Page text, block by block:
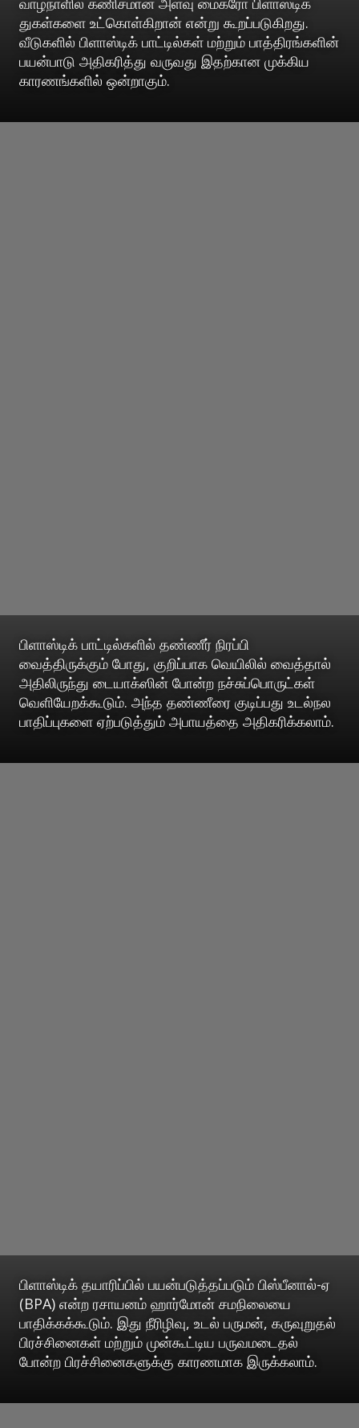
துகள்களை உட்கொள்கிறான் என்று கூறப்படுகிறது.
வீடுகளில் பிளாஸ்டிக் பாட்டில்கள் மற்றும் பாத்திரங்களின்
பயன்பாடு அதிகரித்து வருவது இதற்கான முக்கிய
காரணங்களில் ஒன்றாகும்.
பிளாஸ்டிக் பாட்டில்களில் தண்ணீர் நிரப்பி
வைத்திருக்கும் போது, குறிப்பாக வெயிலில் வைத்தால்
அதிலிருந்து டையாக்ஸின் போன்ற நச்சுப்பொருட்கள்
வெளியேறக்கூடும். அந்த தண்ணீரை குடிப்பது உடல்நல
பாதிப்புகளை ஏற்படுத்தும் அபாயத்தை அதிகரிக்கலாம்.
பிளாஸ்டிக் தயாரிப்பில் பயன்படுத்தப்படும் பிஸ்பீனால்-ஏ
(BPA) என்ற ரசாயனம் ஹார்மோன் சமநிலையை
பாதிக்கக்கூடும். இது நீரிழிவு, உடல் பருமன், கருவுறுதல்
பிரச்சினைகள் மற்றும் முன்கூட்டிய பருவமடைதல்
போன்ற பிரச்சினைகளுக்கு காரணமாக இருக்கலாம்.